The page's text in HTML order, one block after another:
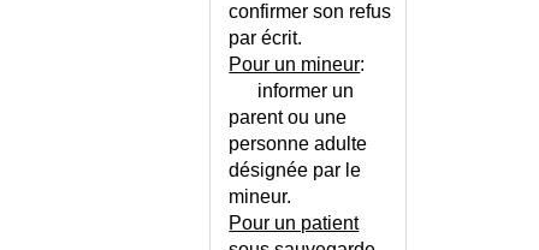
INSUFFISANCE CARDIAQUE
SYSTO OU DIASTO ?
CORONARIENNE - ECHELLE
CORTICOSURRENALE AIGUE
CORTICOSURRENALE
confirmer son refus
par écrit.
Pour un mineur:
informer un
parent ou une
personne adulte
désignée par le
mineur.
Pour un patient